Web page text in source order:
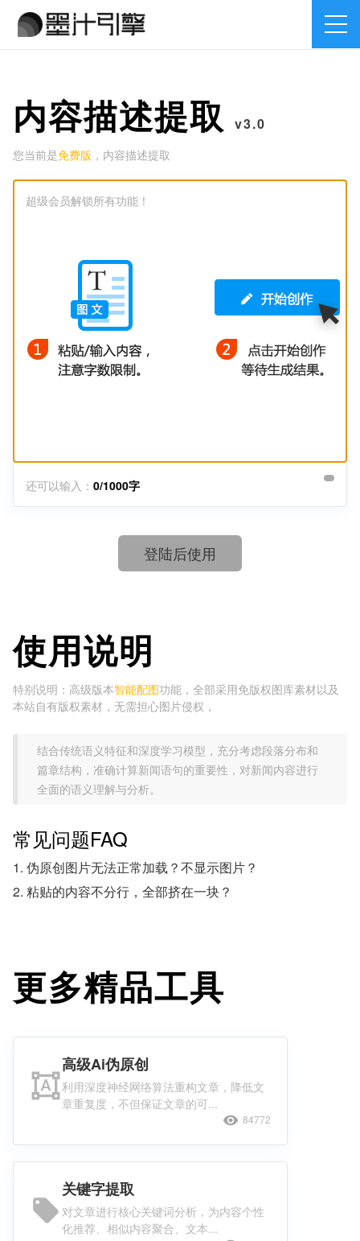
内容描述提取 v3.0
您当前是免费版 ，内容描述提取
还可以输入： 0/1000字
登陆后使用
使用说明
特别说明：高级版本智能配图功能，全部采用免版权图库素材以及
本站自有版权素材，无需担心图片侵权，
结合传统语义特征和深度学习模型，充分考虑段落分布和
篇章结构，准确计算新闻语句的重要性，对新闻内容进行
全面的语义理解与分析。
常见问题FAQ
1. 伪原创图片无法正常加载？不显示图片？
2. 粘贴的内容不分行，全部挤在一块？
更多精品工具
高级Ai伪原创
利用深度神经网络算法重构文章，降低文
章重复度，不但保证文章的可...
visibility 84772
format_shapes
关键字提取
对文章进行核心关键词分析，为内容个性
化推荐、相似内容聚合、文本...
local_offer